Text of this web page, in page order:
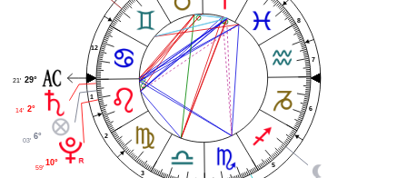
1
2
3
5
6
7
8
12
29°
21'
2°
14'
6°
03'
10°
59'